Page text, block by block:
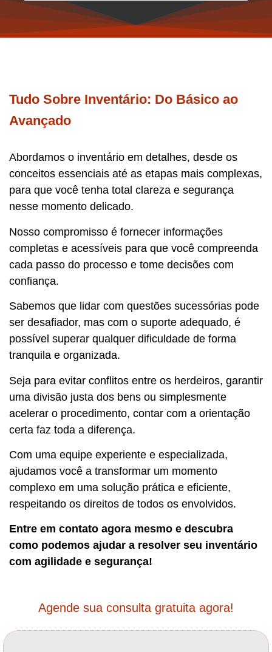
Tudo Sobre Inventário: Do Básico ao
Avançado
Abordamos o inventário em detalhes, desde os
conceitos essenciais até as etapas mais complexas,
para que você tenha total clareza e segurança
nesse momento delicado.
Nosso compromisso é fornecer informações
completas e acessíveis para que você compreenda
cada passo do processo e tome decisões com
confiança.
Sabemos que lidar com questões sucessórias pode
ser desafiador, mas com o suporte adequado, é
possível superar qualquer dificuldade de forma
tranquila e organizada.
Seja para evitar conflitos entre os herdeiros, garantir
uma divisão justa dos bens ou simplesmente
acelerar o procedimento, contar com a orientação
certa faz toda a diferença.
Com uma equipe experiente e especializada,
ajudamos você a transformar um momento
complexo em uma solução prática e eficiente,
respeitando os direitos de todos os envolvidos.
Entre em contato agora mesmo e descubra
como podemos ajudar a resolver seu inventário
com agilidade e segurança!
Agende sua consulta gratuita agora!